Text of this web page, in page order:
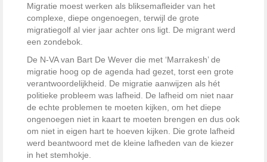
Migratie moest werken als bliksemafleider van het
complexe, diepe ongenoegen, terwijl de grote
migratiegolf al vier jaar achter ons ligt. De migrant werd
een zondebok.
De N-VA van Bart De Wever die met ‘Marrakesh’ de
migratie hoog op de agenda had gezet, torst een grote
verantwoordelijkheid. De migratie aanwijzen als hét
politieke probleem was lafheid. De lafheid om niet naar
de echte problemen te moeten kijken, om het diepe
ongenoegen niet in kaart te moeten brengen en dus ook
om niet in eigen hart te hoeven kijken. Die grote lafheid
werd beantwoord met de kleine lafheden van de kiezer
in het stemhokje.